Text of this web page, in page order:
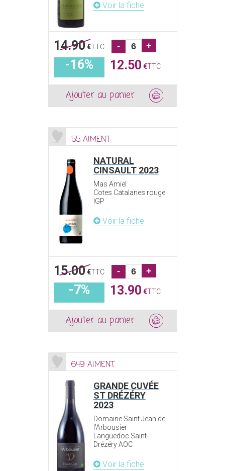
Voir la fiche
14.90 €TTC - +
-16% 12.50 €TTC
Ajouter au panier
55 AIMENT
NATURAL
CINSAULT 2023
Mas Amiel
Cotes Catalanes rouge
IGP
Voir la fiche
15.00 €TTC - +
-7% 13.90 €TTC
Ajouter au panier
649 AIMENT
GRANDE CUVÉE
ST DRÉZÉRY
2023
Domaine Saint Jean de
l'Arbousier
Languedoc Saint-
Drézéry AOC
Voir la fiche